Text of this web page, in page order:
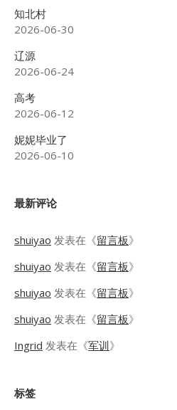
知北村
2026-06-30
辽源
2026-06-24
高考
2026-06-12
妮妮毕业了
2026-06-10
最新评论
shuiyao 发表在《留言板》
shuiyao 发表在《留言板》
shuiyao 发表在《留言板》
shuiyao 发表在《留言板》
Ingrid 发表在《军训》
标签